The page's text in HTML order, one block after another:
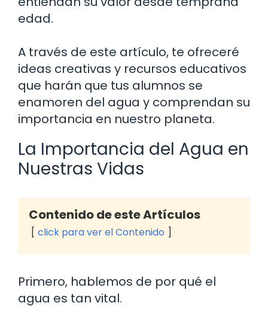
edad.
A través de este artículo, te ofreceré
ideas creativas y recursos educativos
que harán que tus alumnos se
enamoren del agua y comprendan su
importancia en nuestro planeta.
La Importancia del Agua en
Nuestras Vidas
Contenido de este Artículos
click para ver el Contenido
Primero, hablemos de por qué el
agua es tan vital.